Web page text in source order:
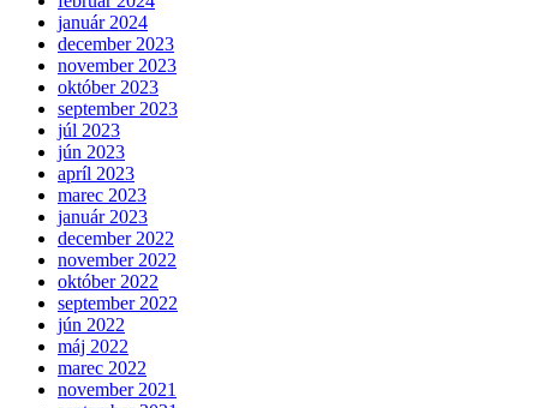
január 2024
december 2023
november 2023
október 2023
september 2023
júl 2023
jún 2023
apríl 2023
marec 2023
január 2023
december 2022
november 2022
október 2022
september 2022
jún 2022
máj 2022
marec 2022
november 2021